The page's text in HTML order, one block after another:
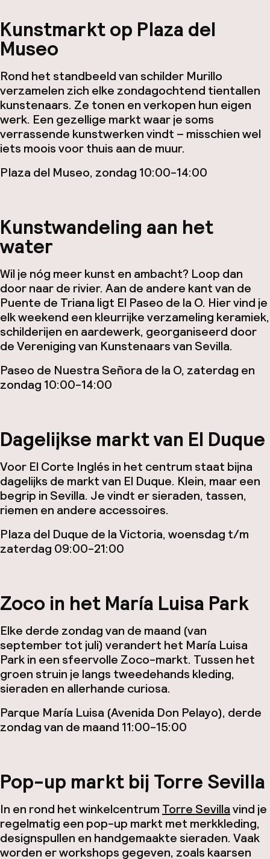
Kunstmarkt op Plaza del
Museo
Rond het standbeeld van schilder Murillo
verzamelen zich elke zondagochtend tientallen
kunstenaars. Ze tonen en verkopen hun eigen
werk. Een gezellige markt waar je soms
verrassende kunstwerken vindt – misschien wel
iets moois voor thuis aan de muur.
Plaza del Museo, zondag 10:00-14:00
Kunstwandeling aan het
water
Wil je nóg meer kunst en ambacht? Loop dan
door naar de rivier. Aan de andere kant van de
Puente de Triana ligt El Paseo de la O. Hier vind je
elk weekend een kleurrijke verzameling keramiek,
schilderijen en aardewerk, georganiseerd door
de Vereniging van Kunstenaars van Sevilla.
Paseo de Nuestra Señora de la O, zaterdag en
zondag 10:00-14:00
Dagelijkse markt van El Duque
Voor El Corte Inglés in het centrum staat bijna
dagelijks de markt van El Duque. Klein, maar een
begrip in Sevilla. Je vindt er sieraden, tassen,
riemen en andere accessoires.
Plaza del Duque de la Victoria, woensdag t/m
zaterdag 09:00-21:00
Zoco in het María Luisa Park
Elke derde zondag van de maand (van
september tot juli) verandert het María Luisa
Park in een sfeervolle Zoco-markt. Tussen het
groen struin je langs tweedehands kleding,
sieraden en allerhande curiosa.
Parque María Luisa (Avenida Don Pelayo), derde
zondag van de maand 11:00-15:00
Pop-up markt bij Torre Sevilla
In en rond het winkelcentrum Torre Sevillavind je
regelmatig een pop-up markt met merkkleding,
designspullen en handgemaakte sieraden. Vaak
worden er workshops gegeven, zoals kaarsen